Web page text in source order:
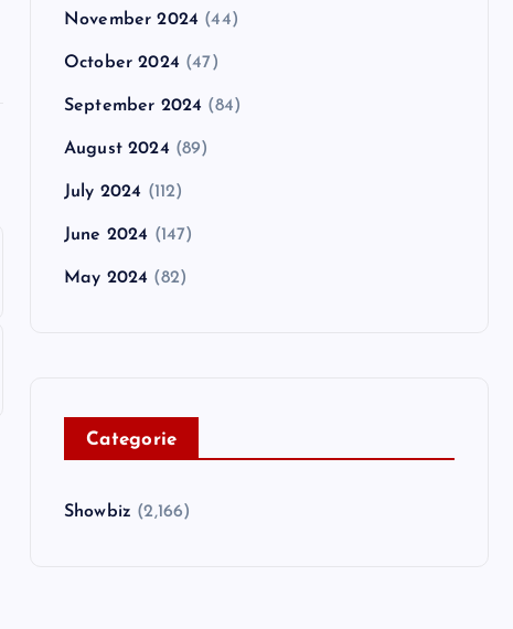
November 2024 (44)
October 2024 (47)
September 2024 (84)
August 2024 (89)
July 2024 (112)
June 2024 (147)
May 2024 (82)
Categorie
Showbiz (2,166)